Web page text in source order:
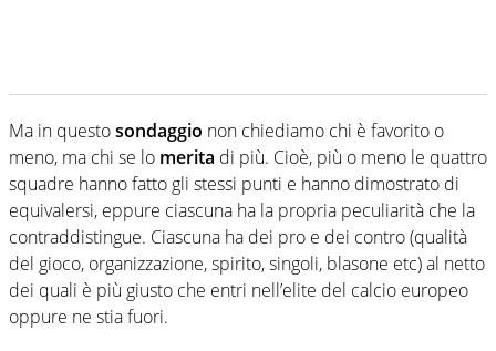
Ma in questosondaggio non chiediamo chi è favorito o
meno, ma chi se lo merita di più. Cioè, più o meno le quattro
squadre hanno fatto gli stessi punti e hanno dimostrato di
equivalersi, eppure ciascuna ha la propria peculiarità che la
contraddistingue. Ciascuna ha dei pro e dei contro (qualità
del gioco, organizzazione, spirito, singoli, blasone etc) al netto
dei quali è più giusto che entri nell’elite del calcio europeo
oppure ne stia fuori.